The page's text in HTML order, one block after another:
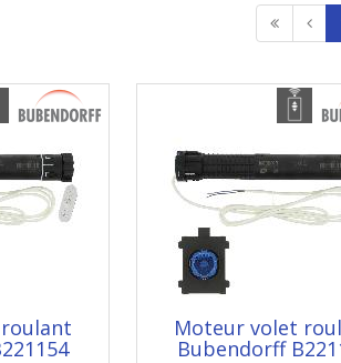
Moteur volet
Bubendorff